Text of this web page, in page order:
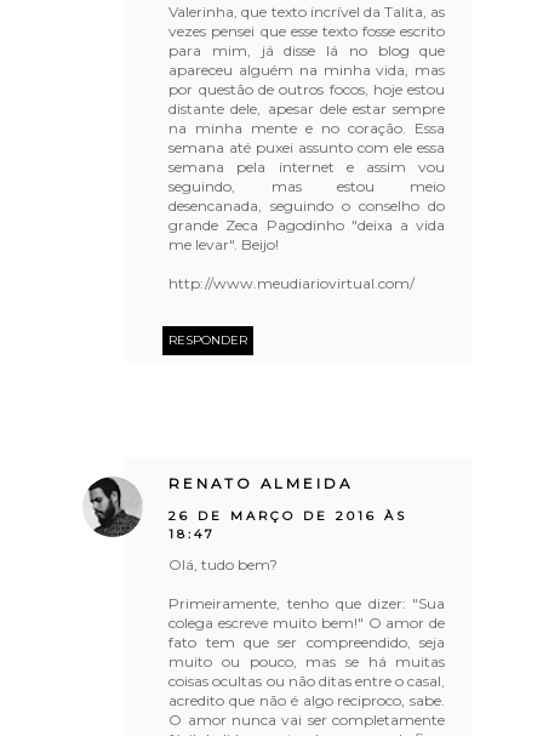
Valerinha, que texto incrível da Talita, as
vezes pensei que esse texto fosse escrito
para mim, já disse lá no blog que
apareceu alguém na minha vida, mas
por questão de outros focos, hoje estou
distante dele, apesar dele estar sempre
na minha mente e no coração. Essa
semana até puxei assunto com ele essa
semana pela internet e assim vou
seguindo, mas estou meio
desencanada, seguindo o conselho do
grande Zeca Pagodinho "deixa a vida
me levar". Beijo!
http://www.meudiariovirtual.com/
RESPONDER
RENATO ALMEIDA
26 DE MARÇO DE 2016 ÀS
18:47
Olá, tudo bem?
Primeiramente, tenho que dizer: "Sua
colega escreve muito bem!" O amor de
fato tem que ser compreendido, seja
muito ou pouco, mas se há muitas
coisas ocultas ou não ditas entre o casal,
acredito que não é algo reciproco, sabe.
O amor nunca vai ser completamente